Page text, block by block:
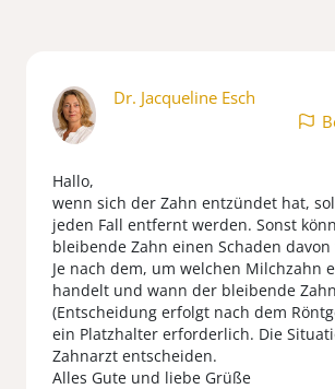
Dr. Jacqueline Esch
Hallo,
wenn sich der Zahn entzündet hat,
jeden Fall entfernt werden. Sonst
bleibende Zahn einen Schaden davon
Je nach dem, um welchen Milchzahn
handelt und wann der bleibende
(Entscheidung erfolgt nach dem
ein Platzhalter erforderlich. Die
Zahnarzt entscheiden.
Alles Gute und liebe Grüße